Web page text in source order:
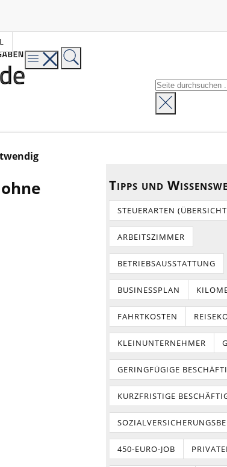
Tipps und
STEUERARTEN
ARBEITSZIMMER
BETRIEBSAUSSTATTUNG
BUSINESSPLAN
FAHRTKOSTEN
KLEINUNTERNEHMER
GERINGFÜGIGE
KURZFRISTIGE
450-EURO-JOB